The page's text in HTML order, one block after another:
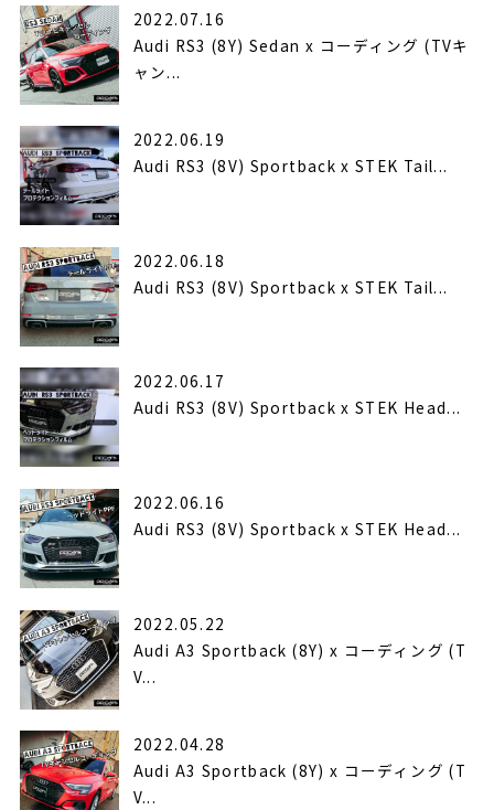
2022.07.16
Audi RS3 (8Y) Sedan x コーディング (TVキ
ャン...
2022.06.19
Audi RS3 (8V) Sportback x STEK Tail...
2022.06.18
Audi RS3 (8V) Sportback x STEK Tail...
2022.06.17
Audi RS3 (8V) Sportback x STEK Head...
2022.06.16
Audi RS3 (8V) Sportback x STEK Head...
2022.05.22
Audi A3 Sportback (8Y) x コーディング (T
V...
2022.04.28
Audi A3 Sportback (8Y) x コーディング (T
V...